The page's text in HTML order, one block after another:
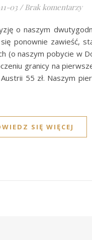
03/ Brak komentarzy
o naszym
ponownie zawieść,
(o naszym pobycie w
granicy na
55 zł. Naszym
SIĘ WIĘCEJ